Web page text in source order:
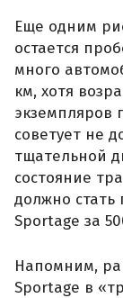
Еще одним
остается
много
км, хотя
экземпляров
советует не
тщательной
состояние
должно
Sportage за
Напомним,
Sportage в